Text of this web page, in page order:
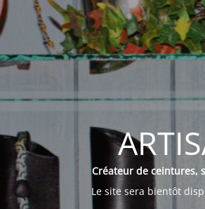
Créateur de ceintures,
Le site sera bientôt